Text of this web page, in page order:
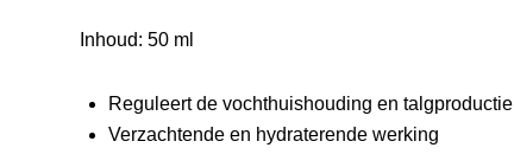
Inhoud: 50 ml
Reguleert de vochthuishouding en talgproductie
Verzachtende en hydraterende werking